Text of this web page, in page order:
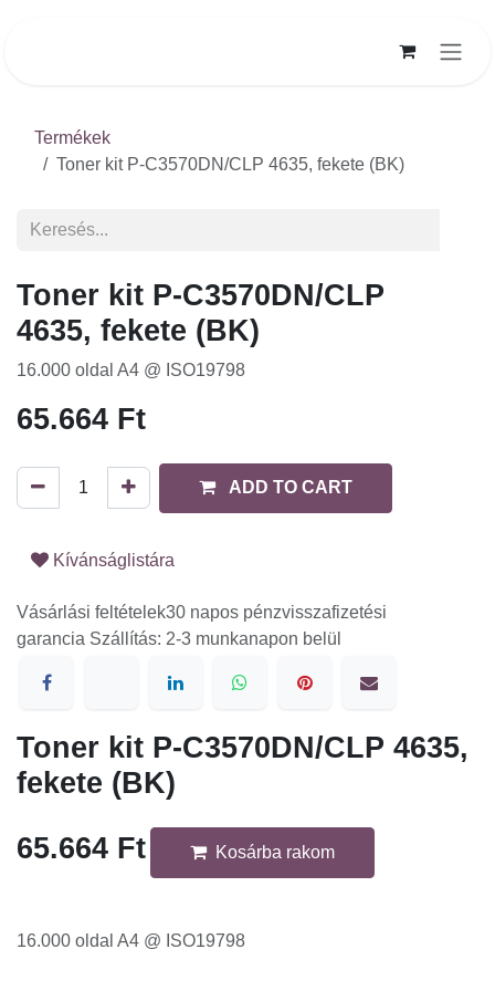
Termékek
Toner kit P-C3570DN/CLP 4635, fekete (BK)
Toner kit P-C3570DN/CLP
4635, fekete (BK)
16.000 oldal A4 @ ISO19798
65.664 Ft
ADD TO CART
Kívánságlistára
Vásárlási feltételek30 napos pénzvisszafizetési
garancia Szállítás: 2-3 munkanapon belül
Toner kit P-C3570DN/CLP 4635,
fekete (BK)
65.664 Ft Kosárba rakom
16.000 oldal A4 @ ISO19798